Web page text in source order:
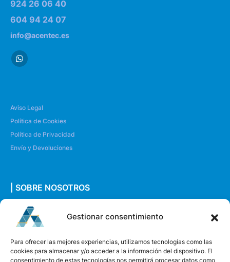
Gestionar consentimiento
Para ofrecer las mejores experiencias, utilizamos tecnologías como las
cookies para almacenar y/o acceder a la información del dispositivo. El
consentimiento de estas tecnologías nos permitirá procesar datos como
924 26 06 40
604 94 24 07
info@acentec.es
Aviso Legal
Política de Cookies
Política de Privacidad
Envío y Devoluciones
| SOBRE NOSOTROS
Quiénes somos
Envíanos un mensaje